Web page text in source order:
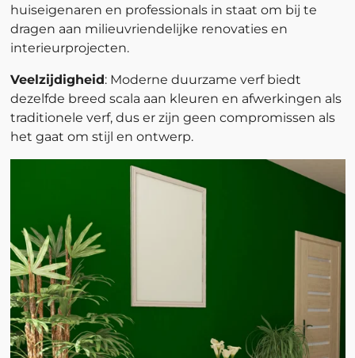
huiseigenaren en professionals in staat om bij te
dragen aan milieuvriendelijke renovaties en
interieurprojecten.
Veelzijdigheid: Moderne duurzame verf biedt
dezelfde breed scala aan kleuren en afwerkingen als
traditionele verf, dus er zijn geen compromissen als
het gaat om stijl en ontwerp.